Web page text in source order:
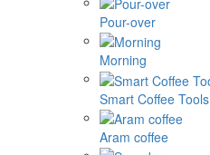
Pour-over
Morning
Smart Coffee Tools
Aram coffee